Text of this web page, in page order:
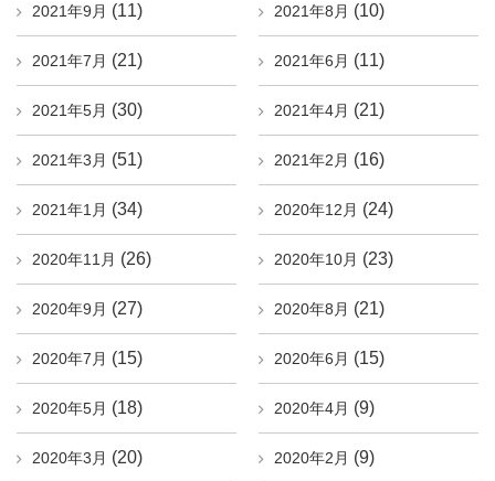
2021年9月 (11) 2021年8月 (10)
2021年7月 (21) 2021年6月 (11)
2021年5月 (30) 2021年4月 (21)
2021年3月 (51) 2021年2月 (16)
2021年1月 (34) 2020年12月 (24)
2020年11月 (26) 2020年10月 (23)
2020年9月 (27) 2020年8月 (21)
2020年7月 (15) 2020年6月 (15)
2020年5月 (18) 2020年4月 (9)
2020年3月 (20) 2020年2月 (9)